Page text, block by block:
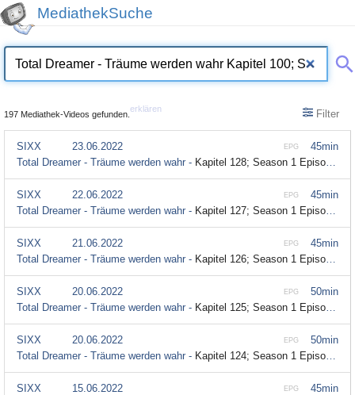
MediathekSuche
197 Mediathek-Videos gefunden.
erklären Filter
45min
EPG
SIXX
23.06.2022
Total Dreamer - Träume werden wahr - Kapitel 128; Season 1 Episode 128
45min
EPG
SIXX
22.06.2022
Total Dreamer - Träume werden wahr - Kapitel 127; Season 1 Episode 127
45min
EPG
SIXX
21.06.2022
Total Dreamer - Träume werden wahr - Kapitel 126; Season 1 Episode 126
50min
EPG
SIXX
20.06.2022
Total Dreamer - Träume werden wahr - Kapitel 125; Season 1 Episode 125
50min
EPG
SIXX
20.06.2022
Total Dreamer - Träume werden wahr - Kapitel 124; Season 1 Episode 124
45min
EPG
SIXX
15.06.2022